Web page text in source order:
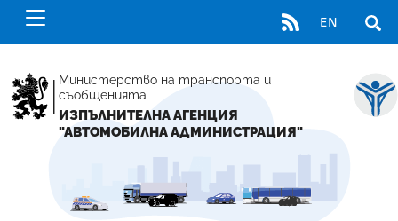
RSS EN
Министерство на транспорта и
съобщенията
ИЗПЪЛНИТЕЛНА АГЕНЦИЯ
"АВТОМОБИЛНА АДМИНИСТРАЦИЯ"